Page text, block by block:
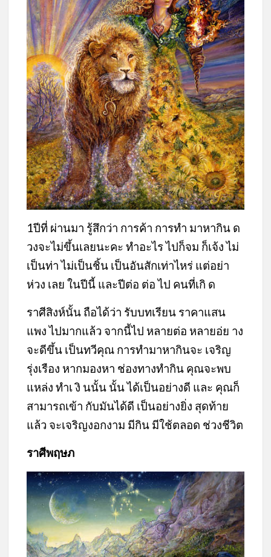
1ปีที่ ผ่านมา รู้สึกว่า การค้า การทำ มาหากิน ด
วงจะไม่ขึ้นเลยนะคะ ทำอะไร ไปก็จม ก็เจ้ง ไม่
เป็นท่า ไม่เป็นชิ้น เป็นอันสักเท่าไหร่ แต่อย่า
ห่วง เลย ในปีนี้ และปีต่อ ต่อ ไป คนที่เกิ ด
ราศีสิงห์นั้น ถือได้ว่า รับบทเรียน ราคาแสน
แพง ไปมากแล้ว จากนี้ไป หลายต่อ หลายอ่ย าง
จะดีขึ้น เป็นทวีคุณ การทำมาหากินจะ เจริญ
รุ่งเรือง หากมองหา ช่องทางทำกิน คุณจะพบ
แหล่ง ทำเ งิ นนั้น นั้น ได้เป็นอย่างดี และ คุณก็
สามารถเข้า กับมันได้ดี เป็นอย่างยิ่ง สุดท้าย
แล้ว จะเจริญงอกงาม มีกิน มีใช้ตลอด ช่วงชีวิต
ราศีพฤษภ